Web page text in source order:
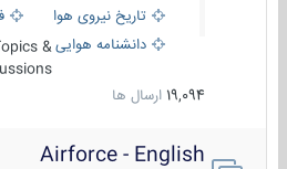
تاریخ نیروی هوایی
دانشنامه هواییTopics &
19,094 ارسال ها
Airforce - English